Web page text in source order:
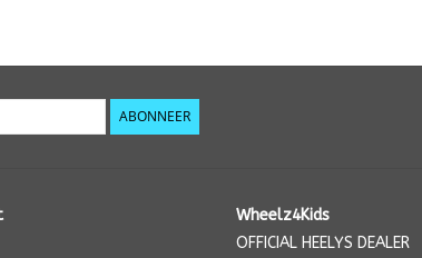
ABONNEER
Wheelz4Kids
OFFICIAL HEELYS DEALER